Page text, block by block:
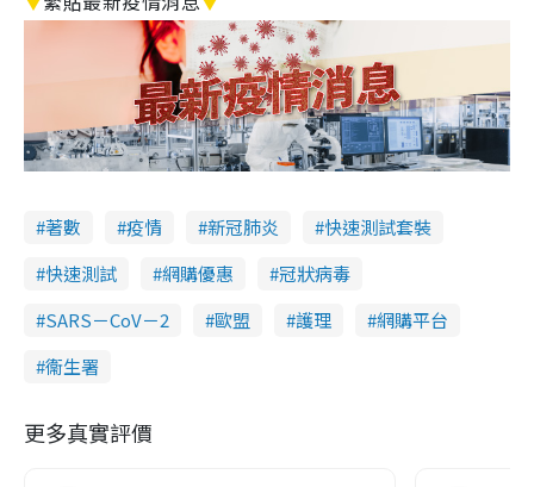
著數 疫情 新冠肺炎
快速測試套裝
快速測試
網購優惠
冠狀病毒
SARS－CoV－2
歐盟 護理
網購平台
衞生署
更多真實評價